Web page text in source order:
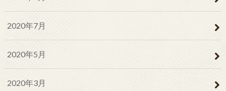
2020年7月
2020年5月
2020年3月